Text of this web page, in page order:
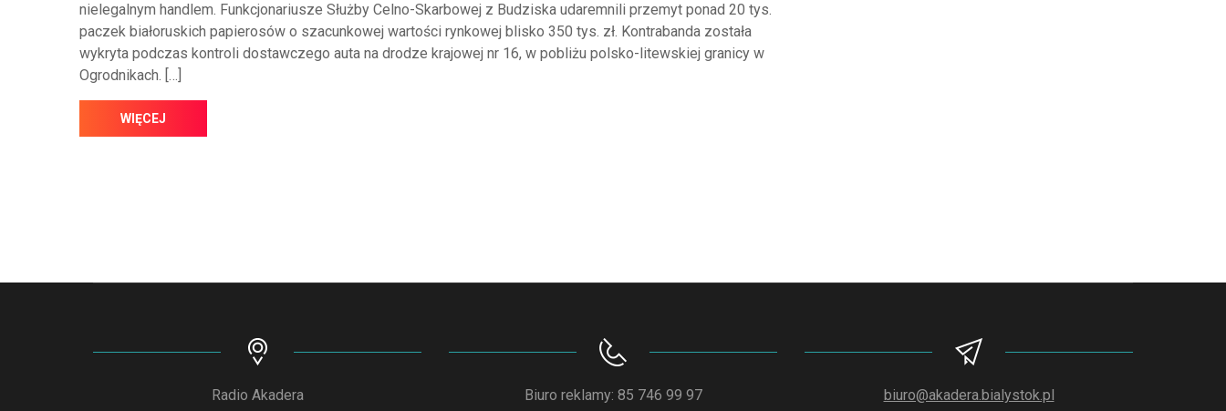
nielegalnym handlem. Funkcjonariusze Służby Celno-Skarbowej z Budziska udaremnili przemyt ponad 20 tys.
paczek białoruskich papierosów o szacunkowej wartości rynkowej blisko 350 tys. zł. Kontrabanda została
wykryta podczas kontroli dostawczego auta na drodze krajowej nr 16, w pobliżu polsko-litewskiej granicy w
Ogrodnikach. […]
WIĘCEJ
Radio Akadera
Biuro reklamy: 85 746 99 97
biuro@akadera.bialystok.pl